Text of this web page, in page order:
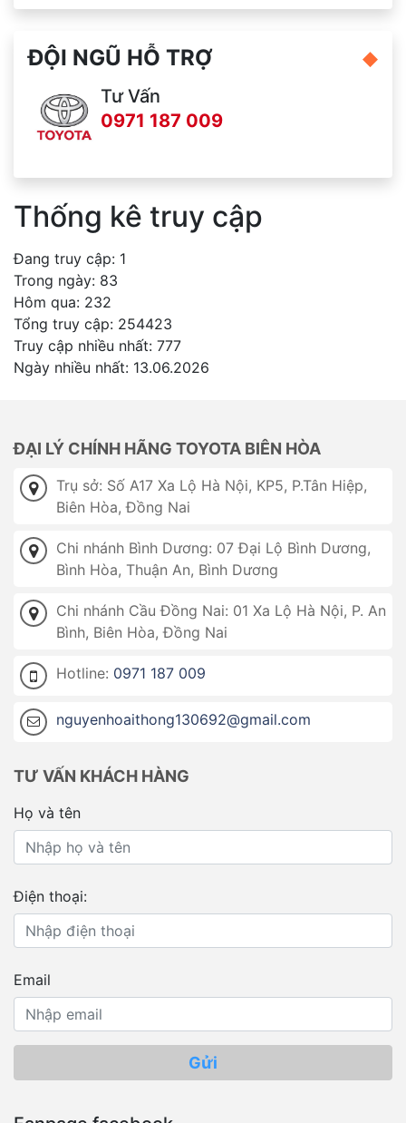
ĐỘI NGŨ HỖ TRỢ
Tư Vấn
0971 187 009
Thống kê truy cập
Đang truy cập: 1
Trong ngày: 83
Hôm qua: 232
Tổng truy cập: 254423
Truy cập nhiều nhất: 777
Ngày nhiều nhất: 13.06.2026
ĐẠI LÝ CHÍNH HÃNG TOYOTA BIÊN HÒA
Trụ sở: Số A17 Xa Lộ Hà Nội, KP5, P.Tân Hiệp,
Biên Hòa, Đồng Nai
Chi nhánh Bình Dương: 07 Đại Lộ Bình Dương,
Bình Hòa, Thuận An, Bình Dương
Chi nhánh Cầu Đồng Nai: 01 Xa Lộ Hà Nội, P. An
Bình, Biên Hòa, Đồng Nai
Hotline: 0971 187 009
nguyenhoaithong130692@gmail.com
TƯ VẤN KHÁCH HÀNG
Họ và tên
Điện thoại:
Email
Gửi